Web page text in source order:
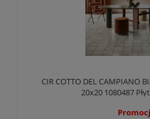
CIR COTTO DEL CAMPIANO
20x20 1080487